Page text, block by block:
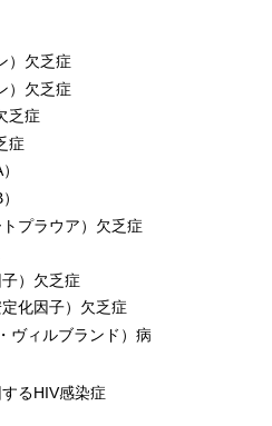
）欠乏症
）欠乏症
乏症
症
プラウア）欠乏症
）欠乏症
化因子）欠乏症
ヴィルブランド）病
るHIV感染症